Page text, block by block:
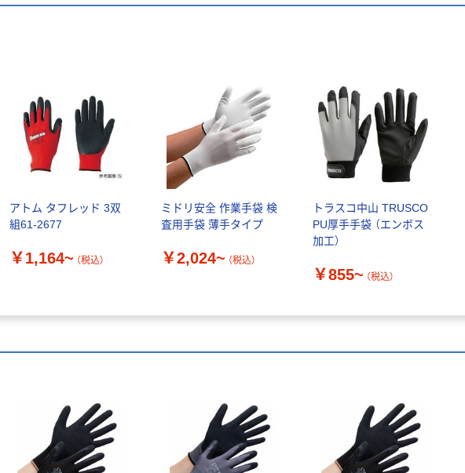
アトム タフレッド 3双
組61-2677
￥1,164~ （税込）
ミドリ安全 作業手袋 検
査用手袋 薄手タイプ
￥2,024~ （税込）
トラスコ中山 TRUSCO
PU厚手手袋 （エンボス
加工）
￥855~ （税込）